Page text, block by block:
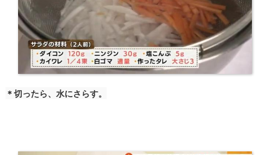
＊切ったら、水にさらす。